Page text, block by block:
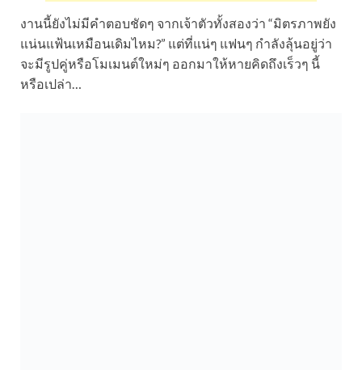
งานนี้ยังไม่มีคำตอบชัดๆ จากเจ้าตัวทั้งสองว่า “มิตรภาพยัง
แน่นแฟ้นเหมือนเดิมไหม?” แต่ที่แน่ๆ แฟนๆ กำลังลุ้นอยู่ว่า
จะมีรูปคู่หรือโมเมนต์ใหม่ๆ ออกมาให้หายคิดถึงเร็วๆ นี้
หรือเปล่า…